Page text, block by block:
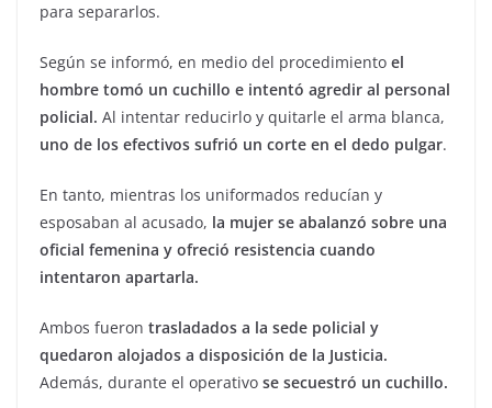
para separarlos.
Según se informó, en medio del procedimiento el
hombre tomó un cuchillo e intentó agredir al personal
policial. Al intentar reducirlo y quitarle el arma blanca,
uno de los efectivos sufrió un corte en el dedo pulgar.
En tanto, mientras los uniformados reducían y
esposaban al acusado, la mujer se abalanzó sobre una
oficial femenina y ofreció resistencia cuando
intentaron apartarla.
Ambos fueron trasladados a la sede policial y
quedaron alojados a disposición de la Justicia.
Además, durante el operativo se secuestró un cuchillo.